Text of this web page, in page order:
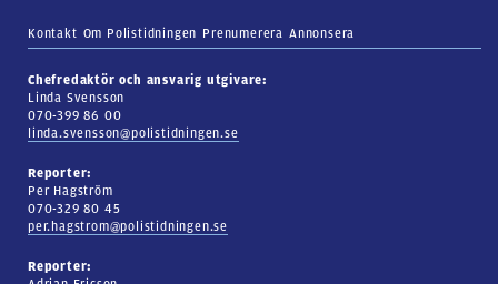
Kontakt Om Polistidningen Prenumerera Annonsera
Chefredaktör och ansvarig utgivare:
Linda Svensson
070-399 86 00
linda.svensson@polistidningen.se
Reporter:
Per Hagström
070-329 80 45
per.hagstrom@polistidningen.se
Reporter: